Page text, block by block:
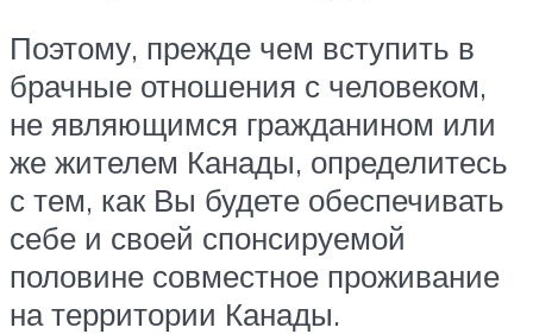
Поэтому, прежде чем вступить в
брачные отношения с человеком,
не являющимся гражданином или
же жителем Канады, определитесь
с тем, как Вы будете обеспечивать
себе и своей спонсируемой
половине совместное проживание
на территории Канады.